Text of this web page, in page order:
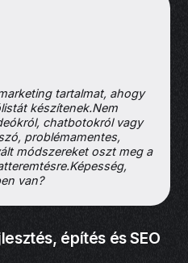
tartalmat, ahogy
készítenek.Nem
chatbotokról vagy
problémamentes,
módszereket oszt meg a
van?
építés és SEO